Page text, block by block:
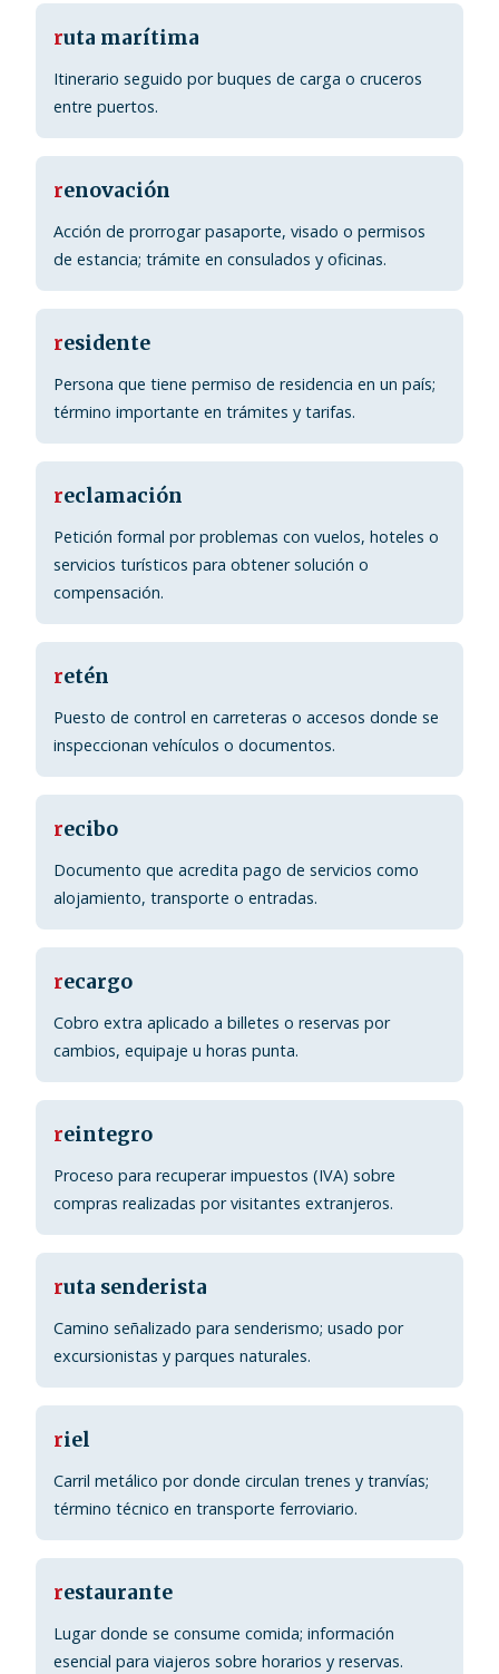
ruta marítima
Itinerario seguido por buques de carga o cruceros
entre puertos.
renovación
Acción de prorrogar pasaporte, visado o permisos
de estancia; trámite en consulados y oficinas.
residente
Persona que tiene permiso de residencia en un país;
término importante en trámites y tarifas.
reclamación
Petición formal por problemas con vuelos, hoteles o
servicios turísticos para obtener solución o
compensación.
retén
Puesto de control en carreteras o accesos donde se
inspeccionan vehículos o documentos.
recibo
Documento que acredita pago de servicios como
alojamiento, transporte o entradas.
recargo
Cobro extra aplicado a billetes o reservas por
cambios, equipaje u horas punta.
reintegro
Proceso para recuperar impuestos (IVA) sobre
compras realizadas por visitantes extranjeros.
ruta senderista
Camino señalizado para senderismo; usado por
excursionistas y parques naturales.
riel
Carril metálico por donde circulan trenes y tranvías;
término técnico en transporte ferroviario.
restaurante
Lugar donde se consume comida; información
esencial para viajeros sobre horarios y reservas.